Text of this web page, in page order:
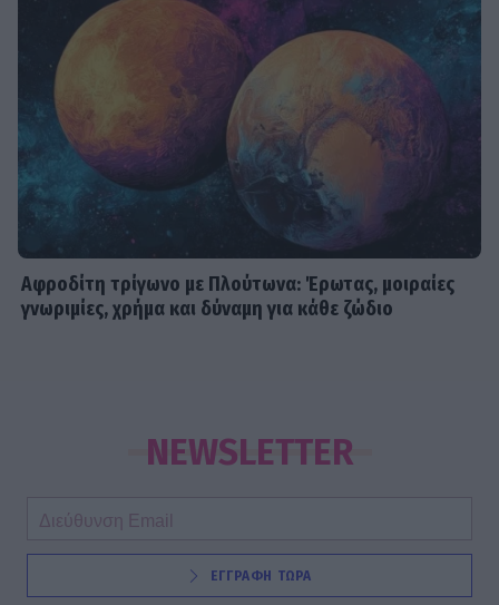
Αφροδίτη τρίγωνο με Πλούτωνα: Έρωτας, μοιραίες
γνωριμίες, χρήμα και δύναμη για κάθε ζώδιο
NEWSLETTER
ΕΓΓΡΑΦΗ ΤΩΡΑ